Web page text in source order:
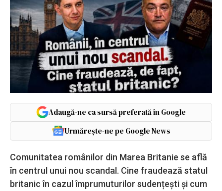
Adaugă-ne ca sursă preferată în Google
Urmărește-ne pe Google News
Comunitatea românilor din Marea Britanie se află
în centrul unui nou scandal. Cine fraudează statul
britanic în cazul împrumuturilor sudențești și cum